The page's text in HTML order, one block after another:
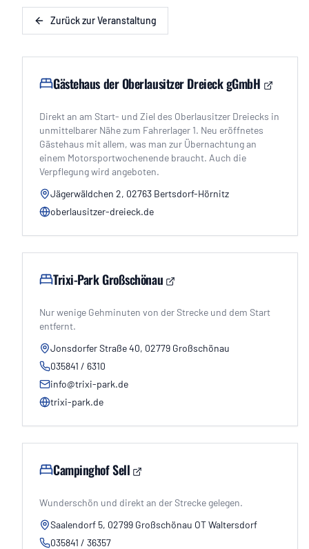
Zurück zur Veranstaltung
Gästehaus der Oberlausitzer Dreieck gGmbH
Direkt an am Start- und Ziel des Oberlausitzer Dreiecks in
unmittelbarer Nähe zum Fahrerlager 1. Neu eröffnetes
Gästehaus mit allem, was man zur Übernachtung an
einem Motorsportwochenende braucht. Auch die
Verpflegung wird angeboten.
Jägerwäldchen 2, 02763 Bertsdorf-Hörnitz
oberlausitzer-dreieck.de
Trixi-Park Großschönau
Nur wenige Gehminuten von der Strecke und dem Start
entfernt.
Jonsdorfer Straße 40, 02779 Großschönau
035841 / 6310
info@trixi-park.de
trixi-park.de
Campinghof Sell
Wunderschön und direkt an der Strecke gelegen.
Saalendorf 5, 02799 Großschönau OT Waltersdorf
035841 / 36357